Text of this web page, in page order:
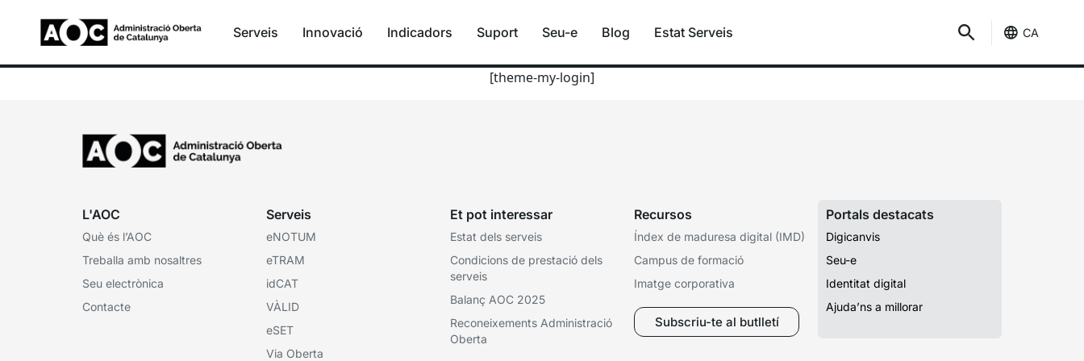
Serveis Innovació Indicadors Suport Seu-e Blog Estat Serveis CA
[theme-my-login]
L'AOC
Què és l’AOC
Treballa amb nosaltres
Seu electrònica
Contacte
Serveis
eNOTUM
eTRAM
idCAT
VÀLID
eSET
Via Oberta
Et pot interessar
Estat dels serveis
Condicions de prestació dels
serveis
Balanç AOC 2025
Reconeixements Administració
Oberta
Recursos
Índex de maduresa digital (IMD)
Campus de formació
Imatge corporativa
Subscriu-te al butlletí
Portals destacats
Digicanvis
Seu-e
Identitat digital
Ajuda’ns a millorar